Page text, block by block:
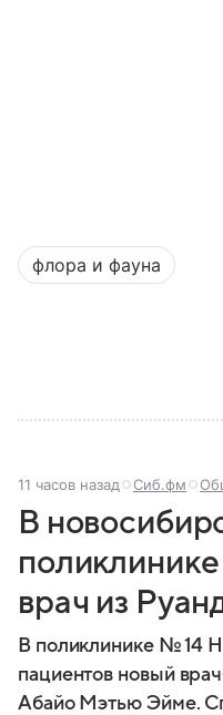
флора и фауна
11 часов назад Сиб.фм
В
врач из
В поликлинике № 14
пациентов новый
Абайо Мэтью Эйме.